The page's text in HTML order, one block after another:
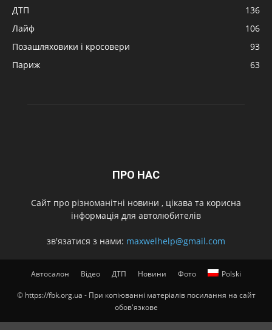
ДТП
136
Лайф
106
Позашляховики і кросовери
93
Париж
63
ПРО НАС
Cайт про різноманітні новини , цікава та корисна
інформація для автолюбителів
зв'язатися з нами: maxwelhelp@gmail.com
Автосалон Відео ДТП Новини Фото Polski
© https://fbk.org.ua - При копіюванні матеріалів посилання на сайт
обов'язкове